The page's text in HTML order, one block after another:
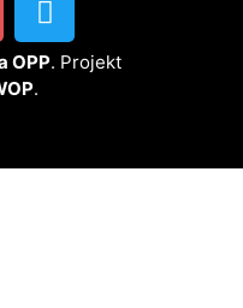
OPP. Projekt
.